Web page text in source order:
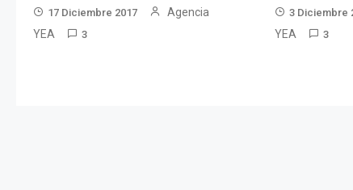
17 Diciembre 2017
Agencia
YEA
3
3 Diciembre
YEA
3